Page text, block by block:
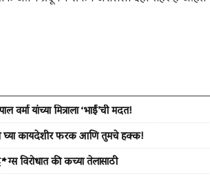
यांच्या मित्राला ‘भाईं’ची मदत!
घ्या कायदेशीर फरक आणि तुमचे हक्क!
विरोधात की कच्या तेलासाठी